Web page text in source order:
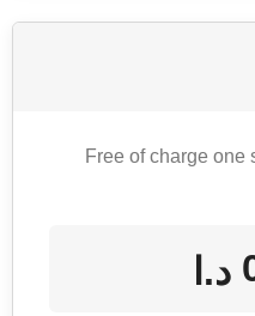
Free of charge one
د.ا